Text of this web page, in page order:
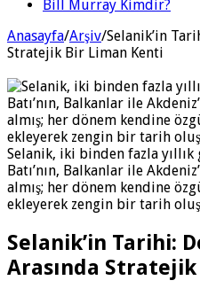
Bill Murray Kimdir?
Anasayfa/Arşiv/Selanik’in
Stratejik Bir Liman Kenti
Selanik, iki binden fazla
Batı’nın, Balkanlar ile
almış; her dönem kendine
ekleyerek zengin bir tarih
Selanik’in Tarihi:
Arasında